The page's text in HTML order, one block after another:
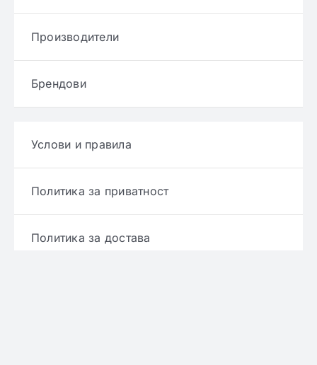
Производители
Брендови
Услови и правила
Политика за приватност
Политика за достава